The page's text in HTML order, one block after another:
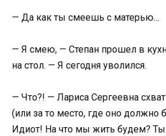
— Да как ты смеешь с матерью…
— Я смею, — Степан прошел в
на стол. — Я сегодня уволился.
— Что?! — Лариса Сергеевна
(или за то место, где оно должно
Идиот! На что мы жить будем?